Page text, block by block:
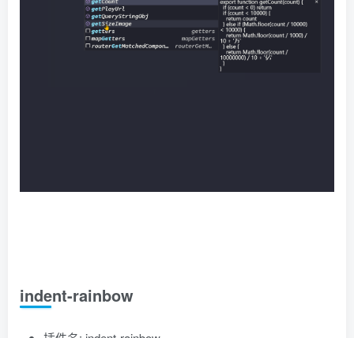
indent-rainbow